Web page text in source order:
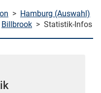
> Hamburg (Auswahl)
Billbrook > Statistik-Infos